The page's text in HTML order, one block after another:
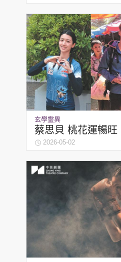
玄學靈異
蔡思貝 桃花運暢旺
玲2026-05-02